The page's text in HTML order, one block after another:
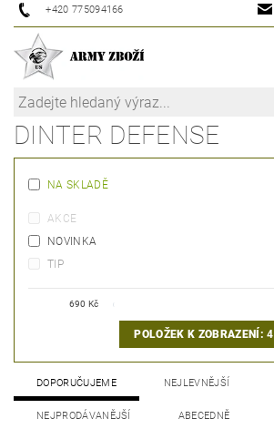
+420 775094166
DINTER DEFENSE
NA SKLADĚ
AKCE
NOVINKA
TIP
690 Kč
POLOŽEK K ZOBRAZENÍ:4
DOPORUČUJEME NEJLEVNĚJŠÍ
NEJPRODÁVANĚJŠÍ ABECEDNĚ